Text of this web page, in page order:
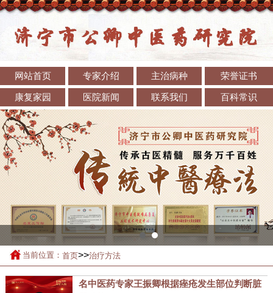
网站首页 专家介绍 主治病种 荣誉证书
康复家园 医院新闻 联系我们 百科常识
当前位置： 首页>>治疗方法
名中医药专家王振卿根据痤疮发生部位判断脏